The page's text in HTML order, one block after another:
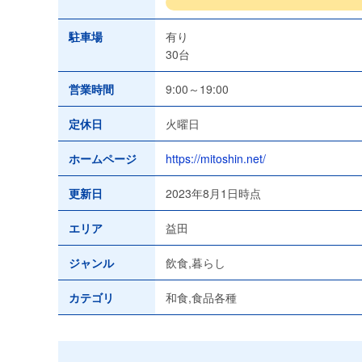
駐車場
有り
30台
営業時間 9:00～19:00
定休日 火曜日
ホームページ https://mitoshin.net/
更新日 2023年8月1日時点
エリア 益田
ジャンル 飲食,暮らし
カテゴリ 和食,食品各種